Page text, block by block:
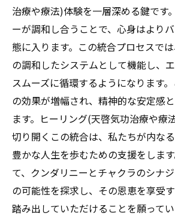
治療や療法)体験を一層深める鍵です
ーが調和し合うことで、心身はより
態に入ります。この統合プロセスで
の調和したシステムとして機能し、
スムーズに循環するようになります
の効果が増幅され、精神的な安定感
ます。ヒーリング(天啓気功治療や療
切り開くこの統合は、私たちが内な
豊かな人生を歩むための支援をしま
て、クンダリニーとチャクラのシナ
の可能性を探求し、その恩恵を享受
踏み出していただけることを願って